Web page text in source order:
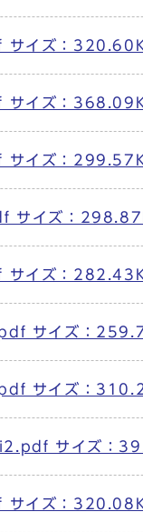
サイズ：
サイズ：
サイズ：
サイズ：
サイズ：
サイズ：
サイズ：
サイズ：
サイズ：